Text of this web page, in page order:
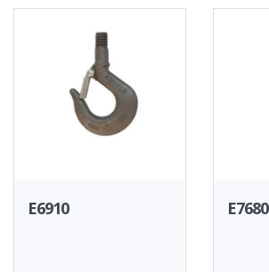
E6910 E7680